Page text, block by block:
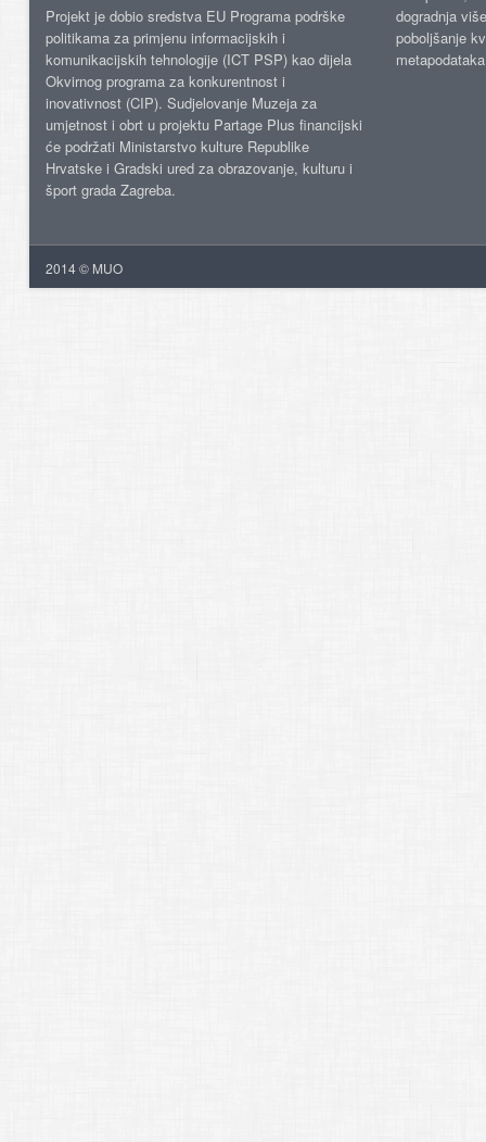
Projekt je dobio sredstva EU Programa podrške
politikama za primjenu informacijskih i
komunikacijskih tehnologije (ICT PSP) kao dijela
Okvirnog programa za konkurentnost i
inovativnost (CIP). Sudjelovanje Muzeja za
umjetnost i obrt u projektu Partage Plus financijski
će podržati Ministarstvo kulture Republike
Hrvatske i Gradski ured za obrazovanje, kulturu i
šport grada Zagreba.
dogradnja
poboljšanje
2014 © MUO